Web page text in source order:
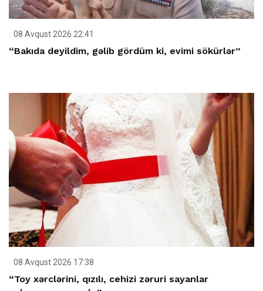
08 Avqust 2026 22:41
“Bakıda deyildim, gəlib gördüm ki, evimi sökürlər”
08 Avqust 2026 17:38
“Toy xərclərini, qızılı, cehizi zəruri sayanlar